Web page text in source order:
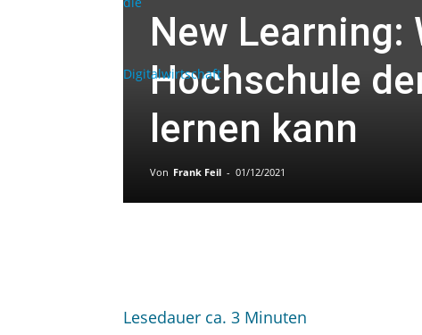
New Learning:
Hochschule
lernen kann
Von Frank Feil - 01/12/2021
Lesedauer ca. 3 Minuten